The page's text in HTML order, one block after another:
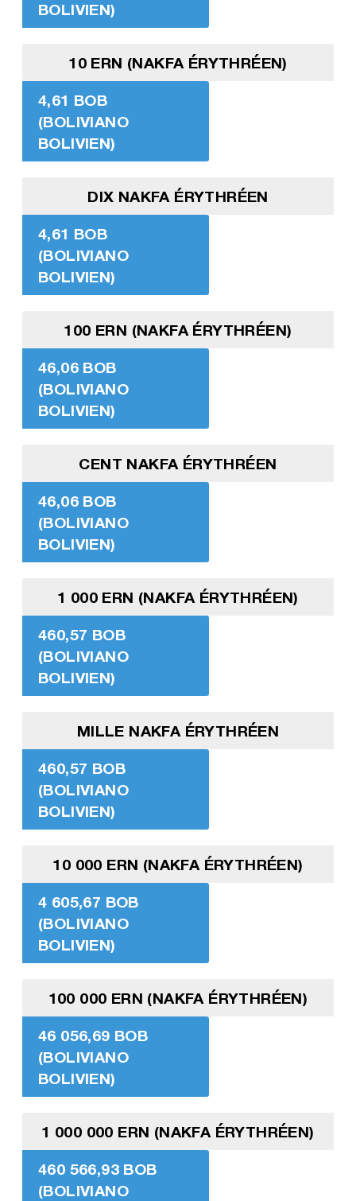
BOLIVIEN)
10 ERN (NAKFA ÉRYTHRÉEN)
4,61 BOB
(BOLIVIANO
BOLIVIEN)
DIX NAKFA ÉRYTHRÉEN
4,61 BOB
(BOLIVIANO
BOLIVIEN)
100 ERN (NAKFA ÉRYTHRÉEN)
46,06 BOB
(BOLIVIANO
BOLIVIEN)
CENT NAKFA ÉRYTHRÉEN
46,06 BOB
(BOLIVIANO
BOLIVIEN)
1 000 ERN (NAKFA ÉRYTHRÉEN)
460,57 BOB
(BOLIVIANO
BOLIVIEN)
MILLE NAKFA ÉRYTHRÉEN
460,57 BOB
(BOLIVIANO
BOLIVIEN)
10 000 ERN (NAKFA ÉRYTHRÉEN)
4 605,67 BOB
(BOLIVIANO
BOLIVIEN)
100 000 ERN (NAKFA ÉRYTHRÉEN)
46 056,69 BOB
(BOLIVIANO
BOLIVIEN)
1 000 000 ERN (NAKFA ÉRYTHRÉEN)
460 566,93 BOB
(BOLIVIANO